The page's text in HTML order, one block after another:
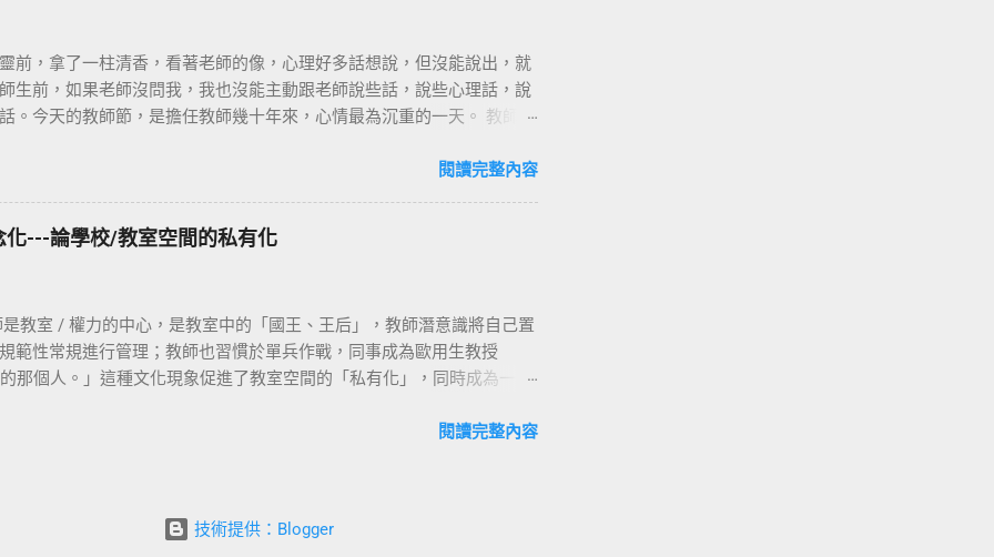
會遭遇徒具形式的課堂空間改變危機，而讓教室學習共同體哲學的實踐
圖像世界的可能性。 本文嘗試剖析教室中ㄇ字型座椅排列背後具有的意
為至少具有以下三種 : (一) 課堂權力運作 / 師生關係的改變 傳統排排
師往往站著俯視學生，學生必須微微仰起頭看著老師，這種放射狀集中的
師從上往下俯視的視角，讓教師成為課堂權力的中心；久而久之，學生
權力的從屬，慢慢的被制約成為課堂被動的等待者。再者，課堂正前方
因此種視線集中，讓黑板具有權力中心的意涵，所以黑板被神聖化、權
教師權力「去中心化」。這意味著教師不再是學生們目光的中心。坐在
上的學生，他抬起頭來首先看到的是他前方 / 對面同學的臉 / 目光，它
視線交流，這種交流成為培養學生互學的基礎；而除了學生正前方目光
鋪陳了那種相互關照、似有若無的學伴關係。 因此，在ㄇ字形座位的教
前，拿了一柱清香，看著老師的像，心理好多話想說，但沒能說出，就
生前，如果老師沒問我，我也沒能主動跟老師說些話，說些心理話，說
。今天的教師節，是擔任教師幾十年來，心情最為沉重的一天。 教師節
但當來臨的那一刻，從驚惶、到失神、到思念，透過觀看一幕幕過去幾年
濱之鄉的參訪，那是我候用校長時承辦國教輔導團參訪的任務，它重新
的師生情緣。雖然早在 87 年就承蒙老師在課程意識上啟發，但那時年
膽量大了起來，就告訴老師當年碩士班上我們課程研究時的緊張心情，
嘻地對我說：「有嗎 ? 有嗎 ? 當年我有那麼兇嗎 ? 」是啊！ 100 年時，
師和藹可親，是大家心中的「歐 Y ！歐爺爺！」的一面；但其實我也理
您身上學到的第一件事！ 兩年前邀請老師到我自強國小來參與我們師生的
的動作，其實讓我被老師深深撼動，因為我理解到那象徵著老師對開放課
的尊重，和虛心學習的態度：我是要進到課堂裡來和大家一起學習，謝謝
閱讀完整內容
---論學校/教室空間的私有化
教室 / 權力的中心，是教室中的「國王、王后」，教師潛意識將自己置
範性常規進行管理；教師也習慣於單兵作戰，同事成為歐用生教授
那個人。」這種文化現象促進了教室空間的「私有化」，同時成為一種
長專屬辦公的地方，除了行政人員洽公進出外，會進入校長室的人，如
師休息室，通常都會要求在門口喊一聲「報告」之後才能進入處所。學
閱讀完整內容
技術提供：Blogger